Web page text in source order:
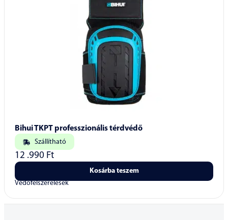
Bihui TKPT professzionális térdvédő
Szállítható
12 .990 Ft
Kosárba teszem
Védőfelszerelések